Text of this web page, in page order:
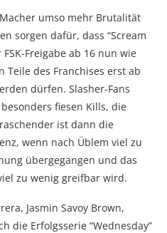
umso mehr Brutalität
sorgen dafür, dass “Scream
Freigabe ab 16 nun wie
des Franchises erst ab
dürfen. Slasher-Fans
fiesen Kills, die
ist dann die
wenn nach Üblem viel zu
übergegangen und das
zu wenig greifbar wird.
Jasmin Savoy Brown,
die Erfolgsserie “Wednesday”